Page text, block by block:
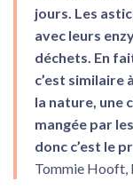
jours. Les
avec leurs
déchets. En
c’est similaire
la nature, une
mangée par
donc c’est le
Tommie Hooft,